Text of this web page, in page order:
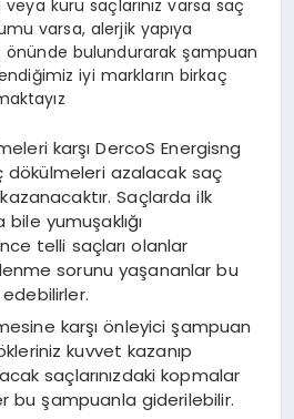
veya kuru saçlarınız varsa saç
varsa, alerjik yapıya
önünde bulundurarak şampuan
iyi markların birkaç
karşı DercoS Energisng
dökülmeleri azalacak saç
Saçlarda ilk
yumuşaklığı
telli saçları olanlar
sorunu yaşananlar bu
karşı önleyici şampuan
kuvvet kazanıp
saçlarınızdaki kopmalar
bu şampuanla giderilebilir.